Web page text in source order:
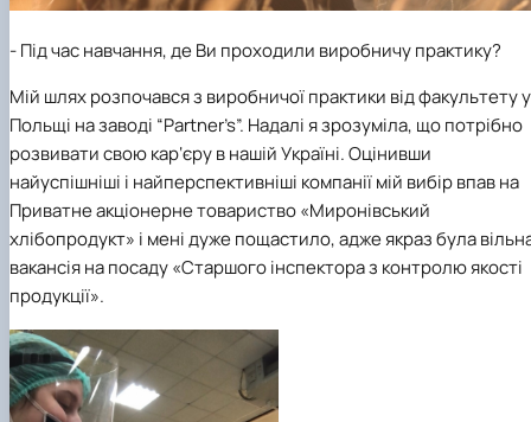
- Під час навчання, де Ви проходили виробничу практику?
Мій шлях розпочався з виробничої практики від факультету у
Польщі на заводі “Partner’s”. Надалі я зрозуміла, що потрібно
розвивати свою кар‘єру в нашій Україні. Оцінивши
найуспішніші і найперспективніші компанії мій вибір впав на
Приватне акціонерне товариство «Миронівський
хлібопродукт» і мені дуже пощастило, адже якраз була
вакансія на посаду «Старшого інспектора з контролю якості
продукції».